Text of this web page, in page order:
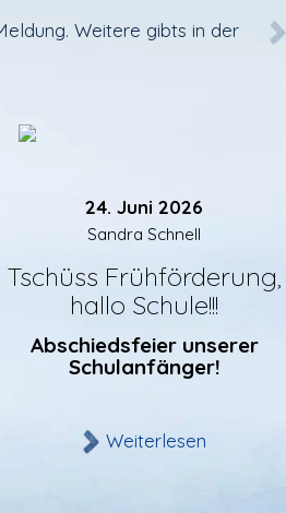
Weitere gibts in der
24. Juni 2026
Sandra Schnell
Tschüss Frühförderung,
hallo Schule!!!
Abschiedsfeier unserer
Schulanfänger!
Weiterlesen